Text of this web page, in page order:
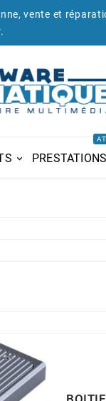
vente et
PRESTATIONS